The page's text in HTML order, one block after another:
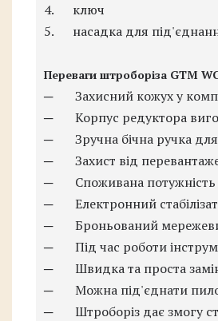
4.
ключ
5.
насадка для
Переваги штроборіза GTM
─
Захисний кожух у
─
Корпус редуктора
─
Зручна бічна ручка
─
Захист від
─
Споживана
─
Електронний
─
Броньований
─
Під час роботи
─
Швидка та проста
─
Можна під'єднати
─
Штроборіз дає змогу